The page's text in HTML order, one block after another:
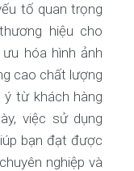
tố quan trọng
hiệu cho
hóa hình ảnh
cao chất lượng
từ khách hàng
việc sử dụng
bạn đạt được
nghiệp và